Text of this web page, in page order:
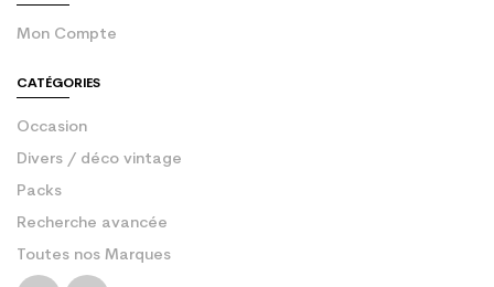
Mon Compte
CATÉGORIES
Occasion
Divers / déco vintage
Packs
Recherche avancée
Toutes nos Marques